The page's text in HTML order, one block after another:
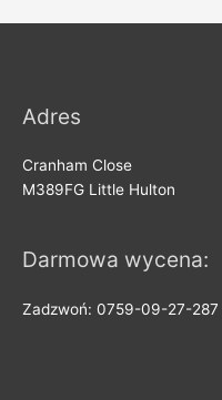
Adres
Cranham Close
M389FG Little Hulton
Darmowa wycena:
Zadzwoń: 0759-09-27-287